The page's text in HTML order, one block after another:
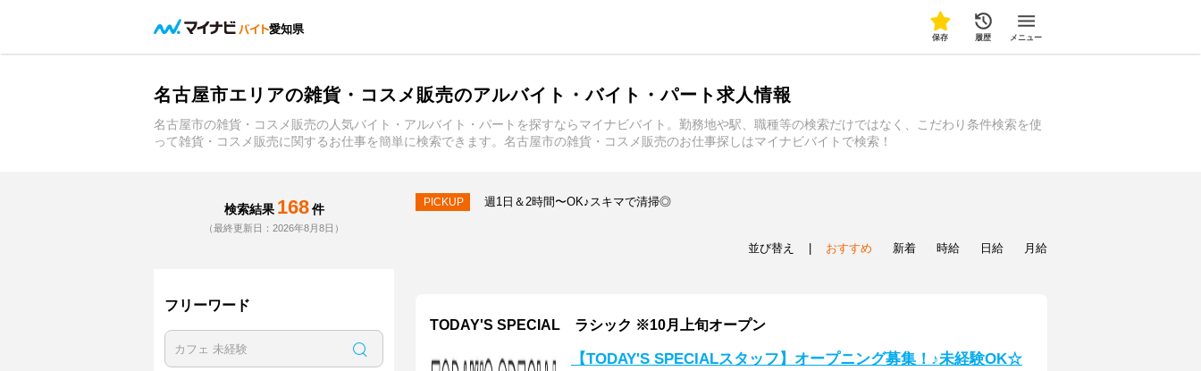
愛知県
保存 履歴 メニュー
名古屋市エリアの雑貨・コスメ販売のアルバイト・バイト・パート求人情報
名古屋市の雑貨・コスメ販売の人気バイト・アルバイト・パートを探すならマイナビバイト。勤務地や駅、職種等の検索だけではなく、こだわり条件検索を使
って雑貨・コスメ販売に関するお仕事を簡単に検索できます。名古屋市の雑貨・コスメ販売のお仕事探しはマイナビバイトで検索！
検索結果 168 件
（最終更新日：2026年8月8日）
フリーワード
PICKUP 週1日＆2時間〜OK♪スキマで清掃◎
並び替え おすすめ 新着 時給 日給 月給
TODAY'S SPECIAL ラシック ※10月上旬オープン
【TODAY'S SPECIALスタッフ】オープニング募集！♪未経験OK☆